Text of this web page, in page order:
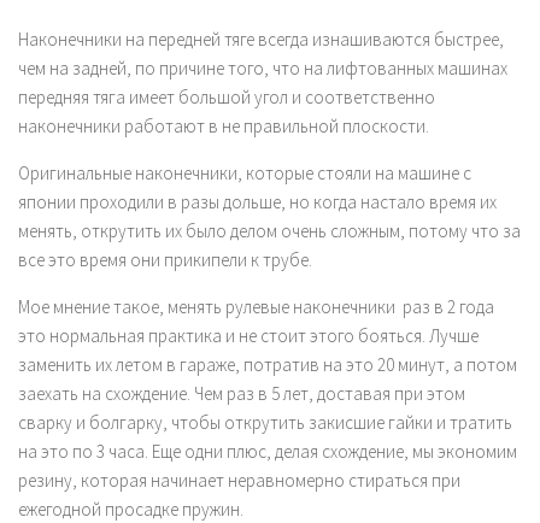
Наконечники на передней тяге всегда изнашиваются быстрее,
чем на задней, по причине того, что на лифтованных машинах
передняя тяга имеет большой угол и соответственно
наконечники работают в не правильной плоскости.
Оригинальные наконечники, которые стояли на машине с
японии проходили в разы дольше, но когда настало время их
менять, открутить их было делом очень сложным, потому что за
все это время они прикипели к трубе.
Мое мнение такое, менять рулевые наконечники раз в 2 года
это нормальная практика и не стоит этого бояться. Лучше
заменить их летом в гараже, потратив на это 20 минут, а потом
заехать на схождение. Чем раз в 5 лет, доставая при этом
сварку и болгарку, чтобы открутить закисшие гайки и тратить
на это по 3 часа. Еще одни плюс, делая схождение, мы экономим
резину, которая начинает неравномерно стираться при
ежегодной просадке пружин.